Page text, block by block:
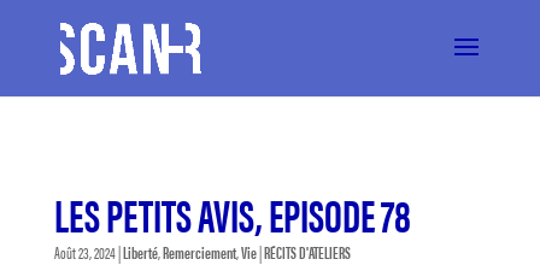
LES PETITS AVIS, EPISODE 78
Août 23, 2024|Liberté,Remerciement,Vie|RÉCITS D'ATELIERS